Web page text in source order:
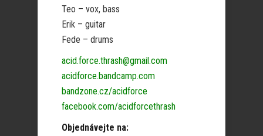
Teo – vox, bass
Erik – guitar
Fede – drums
acid.force.thrash@gmail.com
acidforce.bandcamp.com
bandzone.cz/acidforce
facebook.com/acidforcethrash
Objednávejte na: